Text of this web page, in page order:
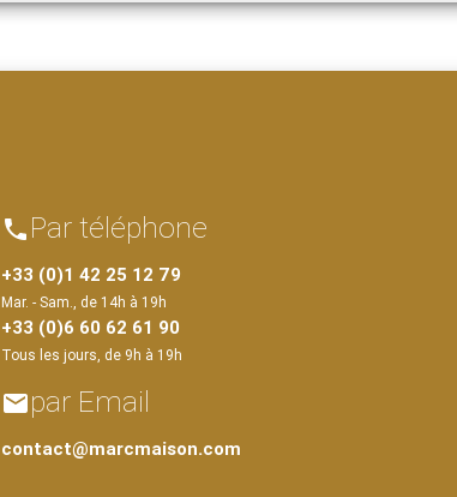
phone Par téléphone
+33 (0)1 42 25 12 79
Mar. - Sam., de 14h à 19h
+33 (0)6 60 62 61 90
Tous les jours, de 9h à 19h
emailpar Email
contact@marcmaison.com